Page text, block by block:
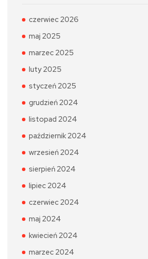
czerwiec 2026
maj 2025
marzec 2025
luty 2025
styczeń 2025
grudzień 2024
listopad 2024
październik 2024
wrzesień 2024
sierpień 2024
lipiec 2024
czerwiec 2024
maj 2024
kwiecień 2024
marzec 2024